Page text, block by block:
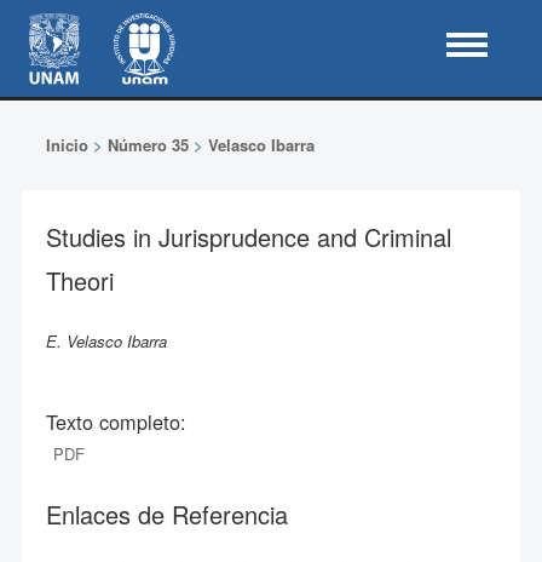
Inicio> Número 35> Velasco Ibarra
Studies in Jurisprudence and Criminal
Theori
E. Velasco Ibarra
Texto completo:
PDF
Enlaces de Referencia